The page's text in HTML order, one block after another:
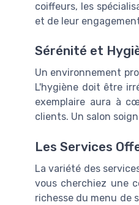
coiffeurs, les
et de leur
Sérénité et
Un environnement
L'hygiène doit être
exemplaire aura à
clients. Un salon
Les Services
La variété des
vous cherchiez une
richesse du menu de